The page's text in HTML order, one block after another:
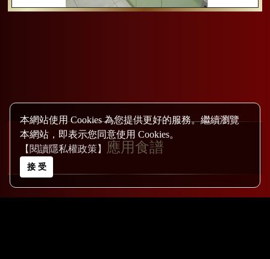
本網站使用 Cookies 為您提供更好的服務。繼續瀏覽
本網站，即表示您同意使用 Cookies。
【閱讀隱私權政策】
接 受
應用食譜